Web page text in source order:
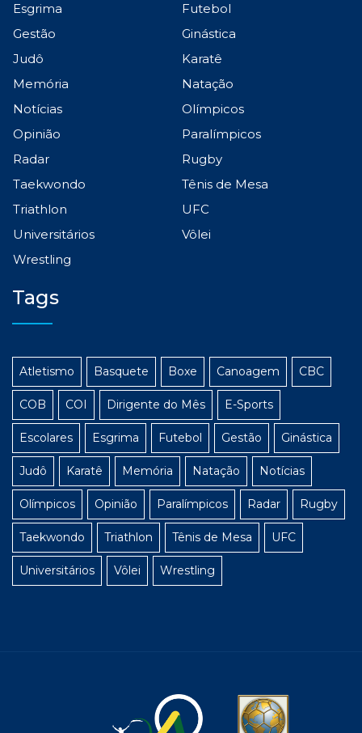
Esgrima
Futebol
Gestão
Ginástica
Judô
Karatê
Memória
Natação
Notícias
Olímpicos
Opinião
Paralímpicos
Radar
Rugby
Taekwondo
Tênis de Mesa
Triathlon
UFC
Universitários
Vôlei
Wrestling
Tags
Atletismo Basquete Boxe Canoagem CBC
COB COI Dirigente do Mês E-Sports
Escolares Esgrima Futebol Gestão Ginástica
Judô Karatê Memória Natação Notícias
Olímpicos Opinião Paralímpicos Radar Rugby
Taekwondo Triathlon Tênis de Mesa UFC
Universitários Vôlei Wrestling